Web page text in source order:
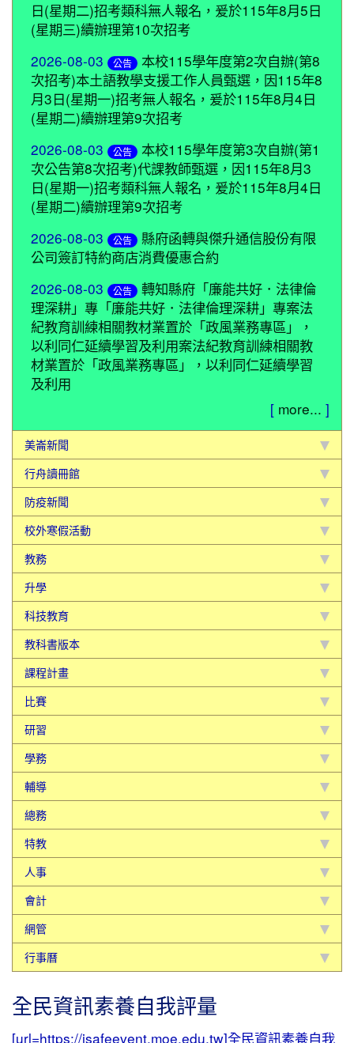
日(星期二)招考類科無人報名，爰於115年8月5日
(星期三)續辦理第10次招考
2026-08-03
公告
本校115學年度第2次自辦(第8
次招考)本土語教學支援工作人員甄選，因115年8
月3日(星期一)招考無人報名，爰於115年8月4日
(星期二)續辦理第9次招考
2026-08-03
公告
本校115學年度第3次自辦(第1
次公告第8次招考)代課教師甄選，因115年8月3
日(星期一)招考類科無人報名，爰於115年8月4日
(星期二)續辦理第9次招考
2026-08-03
公告
縣府函轉與傑升通信股份有限
公司簽訂特約商店消費優惠合約
2026-08-03
公告
轉知縣府「廉能共好．法律倫
理深耕」專「廉能共好．法律倫理深耕」專案法
紀教育訓練相關教材業置於「政風業務專區」，
以利同仁延續學習及利用案法紀教育訓練相關教
材業置於「政風業務專區」，以利同仁延續學習
及利用
[ more... ]
美崙新聞
行舟讀冊館
防疫新聞
校外寒假活動
教務
升學
科技教育
教科書版本
課程計畫
比賽
研習
學務
輔導
總務
特教
人事
會計
網管
行事曆
全民資訊素養自我評量
[url=https://isafeevent.moe.edu.tw]全民資訊素養自我